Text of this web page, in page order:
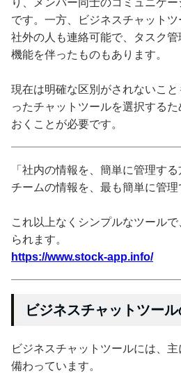
です。一方、ビジネスチャットツ
社外の人も連絡可能で、タスク
機能を伴ったものもあります。
現在は明確な区別がされないこ
ったチャットツールを選択する
おくことが必要です。
「社内の情報を、簡単に管理する
チームの情報を、最も簡単に管理
これ以上なくシンプルなツール
られます。
https://www.stock-app.info/
ビジネスチャットツー
ビジネスチャットツールには、
備わっています。